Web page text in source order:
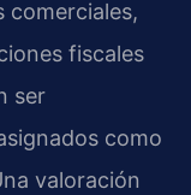
comerciales,
fiscales
ser
como
valoración